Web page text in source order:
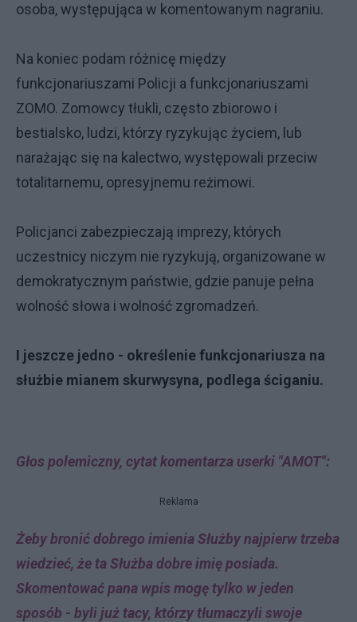
osoba, występująca w komentowanym nagraniu.
Na koniec podam różnicę między
funkcjonariuszami Policji a funkcjonariuszami
ZOMO. Zomowcy tłukli, często zbiorowo i
bestialsko, ludzi, którzy ryzykując życiem, lub
narażając się na kalectwo, występowali przeciw
totalitarnemu, opresyjnemu reżimowi.
Policjanci zabezpieczają imprezy, których
uczestnicy niczym nie ryzykują, organizowane w
demokratycznym państwie, gdzie panuje pełna
wolność słowa i wolność zgromadzeń.
I jeszcze jedno - określenie funkcjonariusza na
służbie mianem skurwysyna, podlega ściganiu.
Głos polemiczny, cytat komentarza userki "AMOT":
Reklama
Żeby bronić dobrego imienia Służby najpierw trzeba
wiedzieć, że ta Służba dobre imię posiada.
Skomentować pana wpis mogę tylko w jeden
sposób - byli już tacy, którzy tłumaczyli swoje